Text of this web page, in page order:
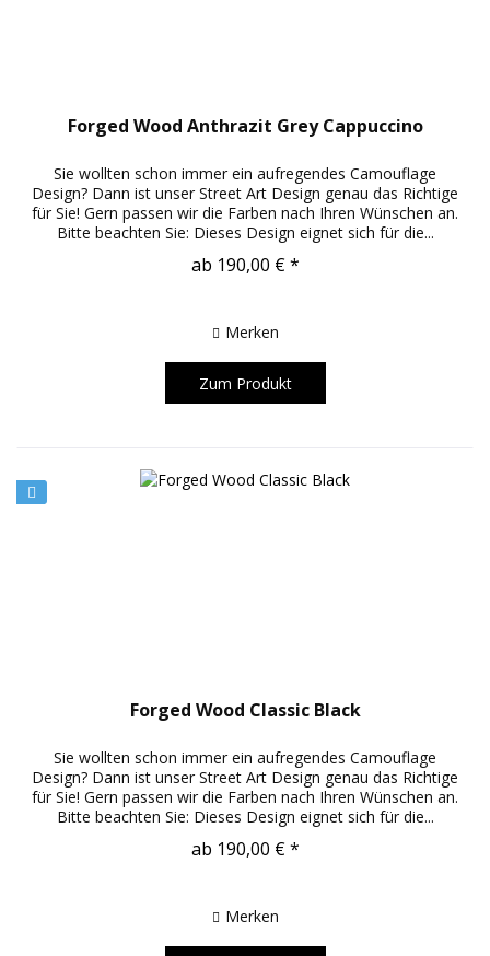
Forged Wood Anthrazit Grey Cappuccino
Sie wollten schon immer ein aufregendes Camouflage
Design? Dann ist unser Street Art Design genau das Richtige
für Sie! Gern passen wir die Farben nach Ihren Wünschen an.
Bitte beachten Sie: Dieses Design eignet sich für die...
ab 190,00 € *
Merken
Zum Produkt
Forged Wood Classic Black
Sie wollten schon immer ein aufregendes Camouflage
Design? Dann ist unser Street Art Design genau das Richtige
für Sie! Gern passen wir die Farben nach Ihren Wünschen an.
Bitte beachten Sie: Dieses Design eignet sich für die...
ab 190,00 € *
Merken